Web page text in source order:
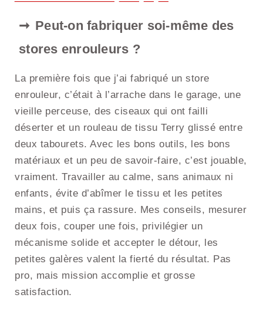
Peut-on fabriquer soi-même des
stores enrouleurs ?
La première fois que j’ai fabriqué un store
enrouleur, c’était à l’arrache dans le garage, une
vieille perceuse, des ciseaux qui ont failli
déserter et un rouleau de tissu Terry glissé entre
deux tabourets. Avec les bons outils, les bons
matériaux et un peu de savoir-faire, c’est jouable,
vraiment. Travailler au calme, sans animaux ni
enfants, évite d’abîmer le tissu et les petites
mains, et puis ça rassure. Mes conseils, mesurer
deux fois, couper une fois, privilégier un
mécanisme solide et accepter le détour, les
petites galères valent la fierté du résultat. Pas
pro, mais mission accomplie et grosse
satisfaction.